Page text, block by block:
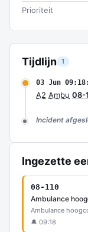
Tijdlijn 1
03 Jun
A2 Ambu 08-
Incident
Ingezette
08-110
Ambulance
Ambulance
🔔 09:18
Prioriteit